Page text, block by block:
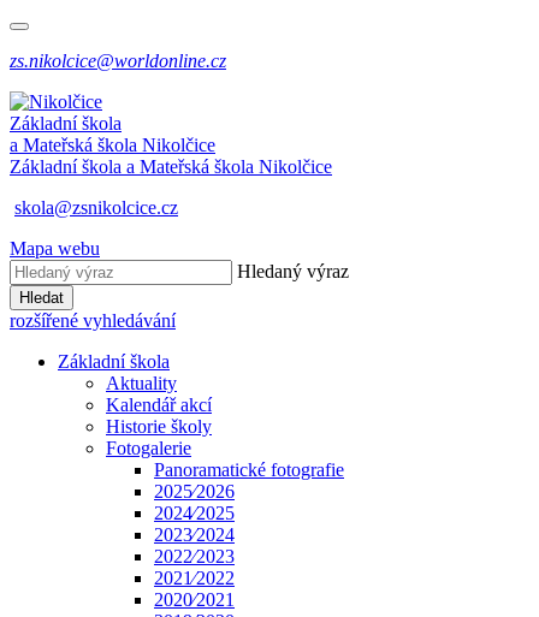
zs.nikolcice@worldonline.cz
Základní škola
a Mateřská škola Nikolčice
Základní škola a Mateřská škola Nikolčice
skola@zsnikolcice.cz
Mapa webu
Hledaný výraz
Hledat
rozšířené vyhledávání
Základní škola
Aktuality
Kalendář akcí
Historie školy
Fotogalerie
Panoramatické fotografie
2025⁄2026
2024⁄2025
2023⁄2024
2022⁄2023
2021⁄2022
2020⁄2021